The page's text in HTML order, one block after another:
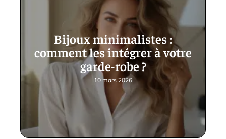
Bijoux minimalistes :
comment les intégrer à votre
garde-robe ?
10 mars 2026